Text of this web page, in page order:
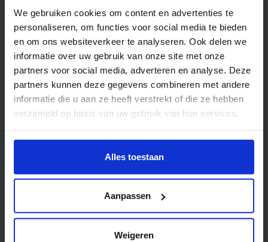
We gebruiken cookies om content en advertenties te
personaliseren, om functies voor social media te bieden
en om ons websiteverkeer te analyseren. Ook delen we
informatie over uw gebruik van onze site met onze
partners voor social media, adverteren en analyse. Deze
partners kunnen deze gegevens combineren met andere
informatie die u aan ze heeft verstrekt of die ze hebben
verzameld op basis van uw gebruik van hun services.
Wil je meer weten of de voorkeur aanpassen, bekijk dan
https://www.hku.nl/privacy-statement-en-
Alles toestaan
Aanpassen
Weigeren
Minor Sonic and Music Design
Muziek en Technologie
Minor Space, Perception and Design